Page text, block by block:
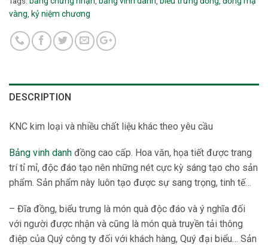
vàng kỷ niệm chương
DESCRIPTION
KNC kim loại và nhiều chất liệu khác theo yêu cầu
Bảng vinh danh đồng cao cấp. Hoa văn, họa tiết được trang
trí tỉ mỉ, độc đáo tạo nên những nét cực kỳ sáng tạo cho sản
phẩm. Sản phẩm này luôn tạo được sự sang trọng, tinh tế…
– Đĩa đồng, biểu trưng là món quà độc đáo và ý nghĩa đối
với người được nhận và cũng là món quà truyền tải thông
điệp của Quý công ty đối với khách hàng, Quý đại biểu… Sản